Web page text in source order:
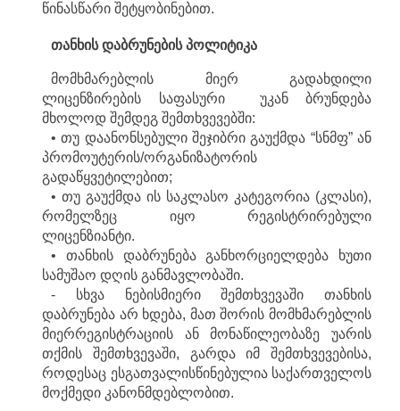
წინასწარი შეტყობინებით.
თანხის დაბრუნების პოლიტიკა
მომხმარებლის მიერ გადახდილი
ლიცენზირების საფასური უკან ბრუნდება
მხოლოდ შემდეგ შემთხვევებში:
• თუ დაანონსებული შეჯიბრი გაუქმდა “სნმფ” ან
პრომოუტერის/ორგანიზატორის
გადაწყვეტილებით;
• თუ გაუქმდა ის საკლასო კატეგორია (კლასი),
რომელზეც იყო რეგისტრირებული
ლიცენზიანტი.
• თანხის დაბრუნება განხორციელდება ხუთი
სამუშაო დღის განმავლობაში.
- სხვა ნებისმიერი შემთხვევაში თანხის
დაბრუნება არ ხდება, მათ შორის მომხმარებლის
მიერრეგისტრაციის ან მონაწილეობაზე უარის
თქმის შემთხვევაში, გარდა იმ შემთხვევებისა,
როდესაც ესგათვალისწინებულია საქართველოს
მოქმედი კანონმდებლობით.